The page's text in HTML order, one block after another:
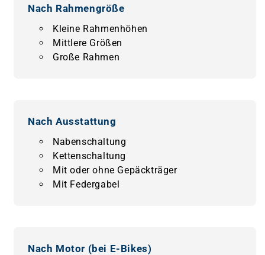
Nach Rahmengröße
Kleine Rahmenhöhen
Mittlere Größen
Große Rahmen
Nach Ausstattung
Nabenschaltung
Kettenschaltung
Mit oder ohne Gepäckträger
Mit Federgabel
Nach Motor (bei E-Bikes)